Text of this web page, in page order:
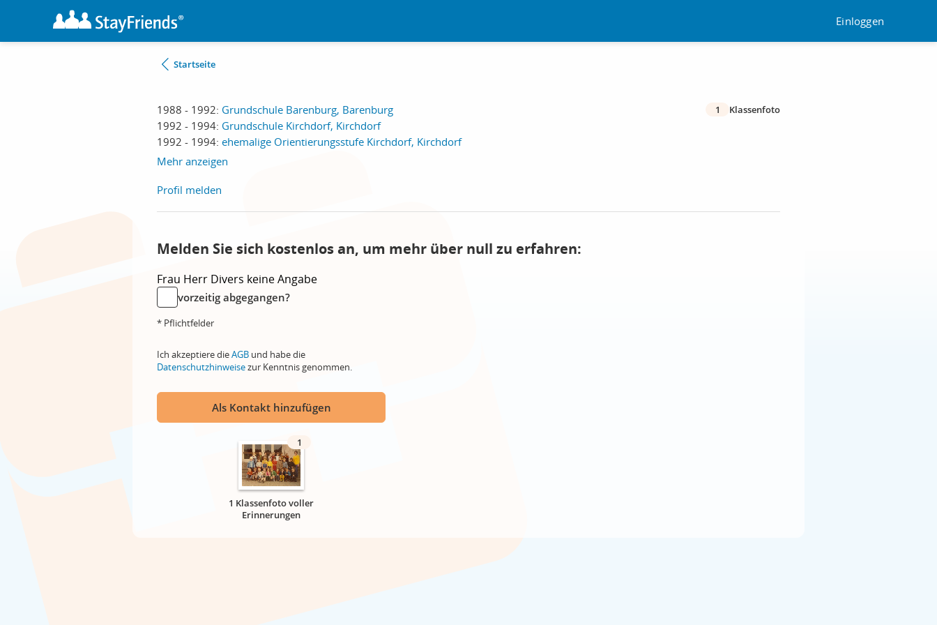
Einloggen
Startseite
1988 - 1992: Grundschule Barenburg, Barenburg
1992 - 1994: Grundschule Kirchdorf, Kirchdorf
1992 - 1994: ehemalige Orientierungsstufe Kirchdorf, Kirchdorf
Mehr anzeigen
1 Klassenfoto
Profil melden
Melden Sie sich kostenlos an, um mehr über null zu erfahren:
Frau Herr Divers keine Angabe
vorzeitig abgegangen?
* Pflichtfelder
Ich akzeptiere dieAGB und habe die
Datenschutzhinweisezur Kenntnis genommen.
Als Kontakt hinzufügen
1
1 Klassenfoto voller
Erinnerungen